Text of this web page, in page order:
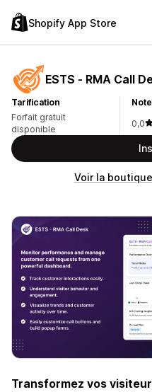
Shopify App Store
ESTS ‑ RMA Call
Tarification
Forfait gratuit
disponible
Note
0,0
Voir la
Transformez vos